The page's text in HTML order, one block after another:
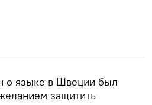
о языке в Швеции был
защитить